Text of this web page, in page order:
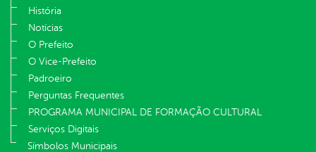
História
Notícias
O Prefeito
O Vice-Prefeito
Padroeiro
Perguntas Frequentes
PROGRAMA MUNICIPAL DE FORMAÇÃO CULTURAL
Serviços Digitais
Símbolos Municipais